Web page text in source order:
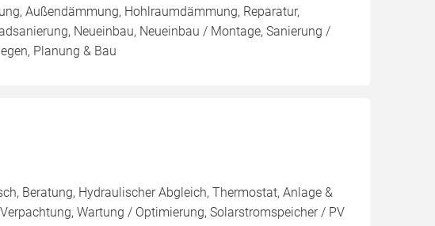
Außendämmung, Hohlraumdämmung, Reparatur,
Neueinbau, Neueinbau / Montage, Sanierung /
Planung & Bau
Beratung, Hydraulischer Abgleich, Thermostat, Anlage &
Wartung / Optimierung, Solarstromspeicher / PV